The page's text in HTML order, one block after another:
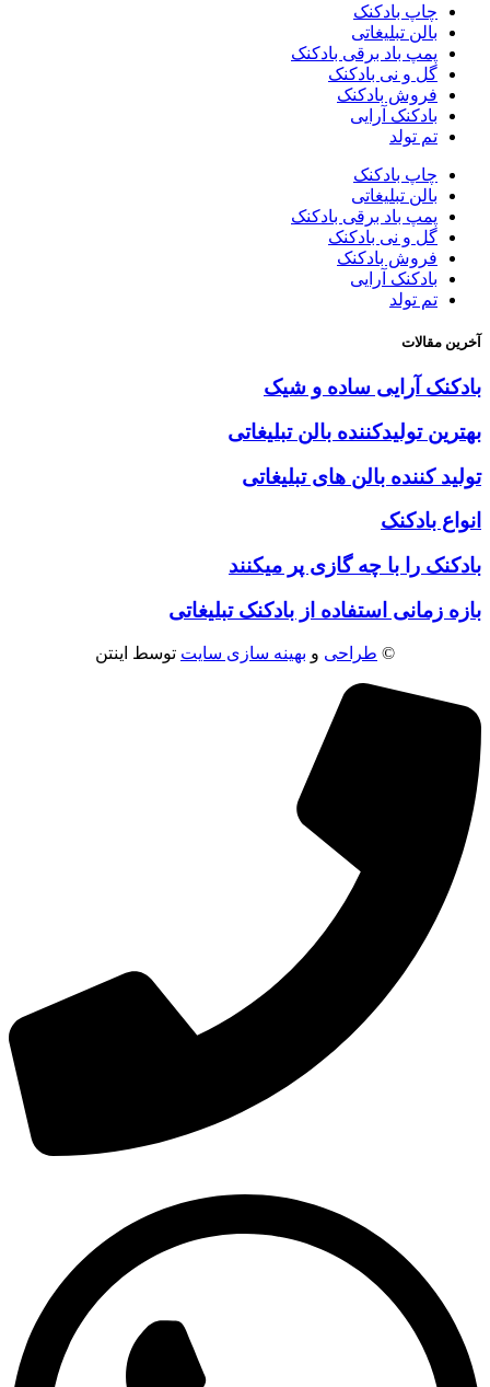
چاپ بادکنک
بالن تبلیغاتی
پمپ باد برقی بادکنک
گل و نی بادکنک
فروش بادکنک
بادکنک آرایی
تم تولد
چاپ بادکنک
بالن تبلیغاتی
پمپ باد برقی بادکنک
گل و نی بادکنک
فروش بادکنک
بادکنک آرایی
تم تولد
آخرین مقالات
بادکنک آرایی ساده و شیک
بهترین تولیدکننده بالن تبلیغاتی
تولید کننده بالن های تبلیغاتی
انواع بادکنک
بادکنک را با چه گازی پر میکنند
بازه زمانی استفاده از بادکنک تبلیغاتی
© طراحی و بهینه سازی سایت توسط اینتن